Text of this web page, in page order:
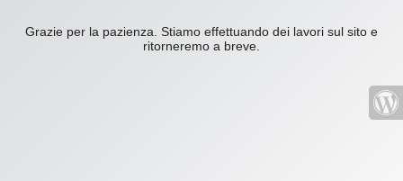
Grazie per la pazienza. Stiamo effettuando dei lavori sul sito e
ritorneremo a breve.